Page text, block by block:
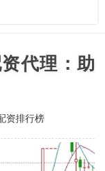
代理：助
资排行榜